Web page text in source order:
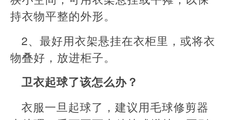
持衣物平整的外形。
2、最好用衣架悬挂在衣柜里，或将衣
物叠好，放进柜子。
卫衣起球了该怎么办？
衣服一旦起球了，建议用毛球修剪器